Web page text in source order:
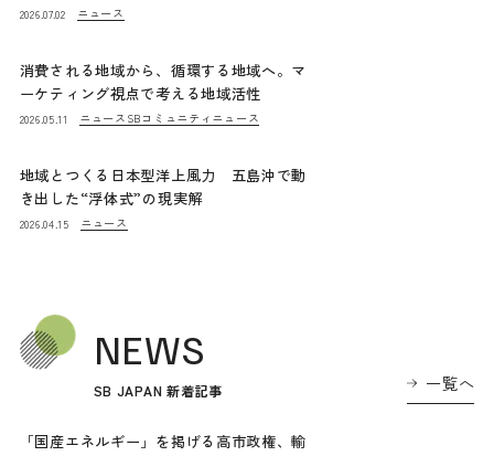
2026.07.02 ニュース
消費される地域から、循環する地域へ。マ
ーケティング視点で考える地域活性
2026.05.11 ニュース SBコミュニティニュース
地域とつくる日本型洋上風力 五島沖で動
き出した“浮体式”の現実解
2026.04.15 ニュース
NEWS
SB JAPAN 新着記事 一覧へ
「国産エネルギー」を掲げる高市政権、輸